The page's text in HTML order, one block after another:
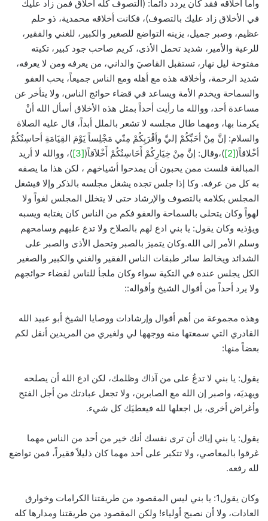
وأما أخلاقه فقد كان يردد دائماً: (التصوف كله أخلاق فمن زاد عليك
في الأخلاق زاد عليك بالتصوف)، فكانت أخلاقه محمدية، ذو حلم
عظيم، وصبر جميل، يزينه التواضع للصغير والكبير، للغني والفقير،
للرعية والأمير، شديد تحمل الأذى، كريم صاحب جود كبير، تكيته
مفتوحة ليل نهار، تستقبل القاصيَ والداني، من يعرفه ومن لا يعرفه،
شديد الرحمة، وأخلاقه هذه مع أهله ومع الناس جميعاً، يحب العفو
والسماحة ويخدم الأمة ويساعد في قضاء حوائج الناس، ولا يتأخر عن
مساعدة أحد، ووالله ما رأيت أحداً بمثل هذه الأخلاق أسأل الله أنْ
يكرمنا بها، ومهما طال مجلسه لا تشعر بالملل أبداً، قال عليه الصلاة
والسلام: إنَّ مِنْ أحَبِّكُمْ إليَّ وأقْرَبِكُمْ مِنّي مَجْلِساً يَوْمَ القِيَامَةِ أحاسِنُكُمْ
أخْلاقاً([2] )،وقال: إنَّ مِنْ خِيَارِكُمْ أَحَاسِنُكُمْ أَخْلاَقاً([3]
)، ووالله لا أريد
المبالغة فلست ممن يحبون أن يمدحوا أشياخهم ، لكن هذا ما يصفه
به كل من عرفه. وكا إذا جلس تجده يشغل مجلسه بالذكر وإلا فيشغل
المجلس بكلامه بالتصوف والإرشاد حتى لا يتخلل المجلس لغواً ولا
لهواً وكان يتحلى بالسماحة والعفو فكم من الناس كان يغتابه ويسبه
ويؤذيه وكان يقول: يا بني ادع لهم بالصلاح ولا تدع عليهم وسامحهم
وسلم الأمر إلى الله.وكان يتميز بالصبر وتحمل الأذى والصبر على
الشدائد ويخالط سائر طبقات الناس الفقير والغني والكبير والصغير
الكل يجلس عنده في التكية سواء وكان ملجأ للناس لقضاء حوائجهم
ولا يرد أحداً من أقوال الشيخ وأقواله::
وهذه مجموعة من أهم أقوال وإرشادات ووصايا الشيخ أبو عبيد الله
القادري التي سمعتها منه ووجهها لي ولغيري من المريدين أنقل لكم
بعضاً منها:
يقول: يا بني لا تدعُ على من آذاك وظلمك، لكن ادع الله أن يصلحه
ويهديَه، واصبر إن الله مع الصابرين، ولا تجعل عبادتك من أجل الفتح
وأغراض أخرى، بل اجعلها لله فيعطيَك كل شيء.
يقول: يا بني إياك أن ترى نفسك أنك خير من أحد من الناس مهما
غرقوا بالمعاصي، ولا تتكبر على أحد مهما كان ذليلاً فقيراً، فمن تواضع
لله رفعه.
وكان يقول1: يا بني ليس المقصود من طريقتنا الكرامات وخوارق
العادات، ولا أن نصبح أولياء! ولكن المقصود من طريقتنا ومدارها كله